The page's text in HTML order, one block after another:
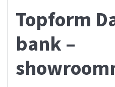
Topform
bank –